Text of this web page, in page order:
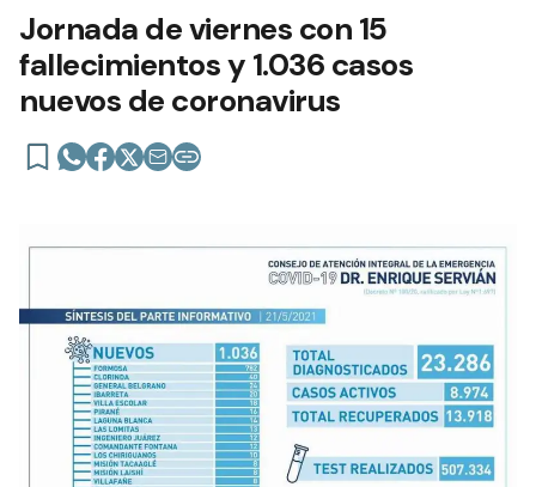
Jornada de viernes con 15
fallecimientos y 1.036 casos
nuevos de coronavirus